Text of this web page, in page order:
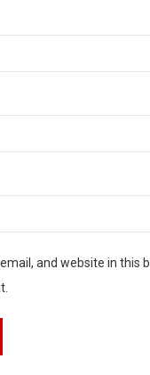
and website in this